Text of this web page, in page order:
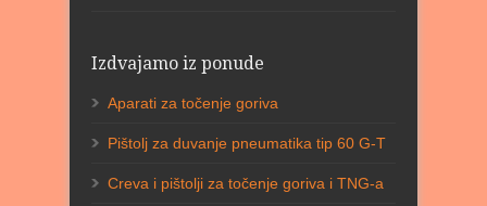
Izdvajamo iz ponude
Aparati za točenje goriva
Pištolj za duvanje pneumatika tip 60 G-T
Creva i pištolji za točenje goriva i TNG-a